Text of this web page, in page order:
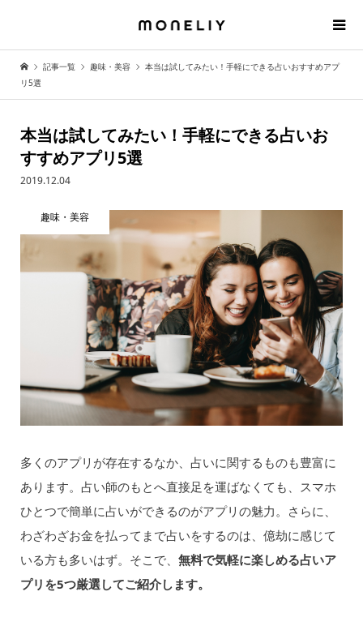
記事一覧 趣味・美容
本当は試してみたい！手軽にできる占いおすすめアプ
リ5選
本当は試してみたい！手軽にできる占いお
すすめアプリ5選
2019.12.04
趣味・美容
多くのアプリが存在するなか、占いに関するものも豊富に
あります。占い師のもとへ直接足を運ばなくても、スマホ
ひとつで簡単に占いができるのがアプリの魅力。さらに、
わざわざお金を払ってまで占いをするのは、億劫に感じて
いる方も多いはず。そこで、 無料で気軽に楽しめる占いア
プリを5つ厳選してご紹介します。